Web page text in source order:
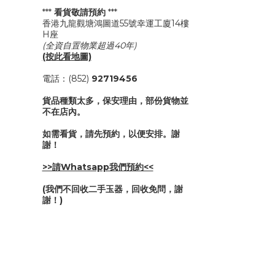
*** 看貨敬請預約***
香港九龍觀塘鴻圖道55號幸運工廈14樓
H座
(全資自置物業超過40年)
(按此看地圖)
電話：(852) 92719456
貨品種類太多，保安理由，部份貨物並
不在店內。
如需看貨，請先預約，以便安排。謝
謝！
>>請Whatsapp我們預約<<
(我們不回收二手玉器，回收免問，謝
謝！)